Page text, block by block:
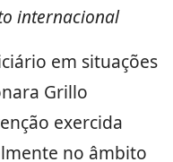
internacional
em situações
Grillo
exercida
no âmbito